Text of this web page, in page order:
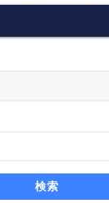
検索